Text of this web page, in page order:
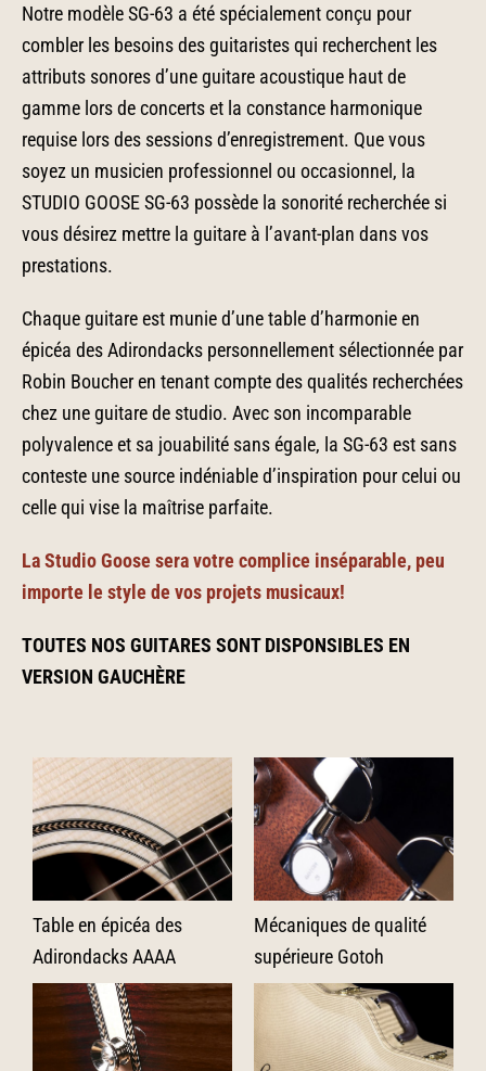
Notre modèle SG-63 a été spécialement conçu pour
combler les besoins des guitaristes qui recherchent les
attributs sonores d’une guitare acoustique haut de
gamme lors de concerts et la constance harmonique
requise lors des sessions d’enregistrement. Que vous
soyez un musicien professionnel ou occasionnel, la
STUDIO GOOSE SG-63 possède la sonorité recherchée si
vous désirez mettre la guitare à l’avant-plan dans vos
prestations.
Chaque guitare est munie d’une table d’harmonie en
épicéa des Adirondacks personnellement sélectionnée par
Robin Boucher en tenant compte des qualités recherchées
chez une guitare de studio. Avec son incomparable
polyvalence et sa jouabilité sans égale, la SG-63 est sans
conteste une source indéniable d’inspiration pour celui ou
celle qui vise la maîtrise parfaite.
La Studio Goose sera votre complice inséparable, peu
importe le style de vos projets musicaux!
TOUTES NOS GUITARES SONT DISPONSIBLES EN
VERSION GAUCHÈRE
Table en épicéa des
Adirondacks AAAA
Mécaniques de qualité
supérieure Gotoh